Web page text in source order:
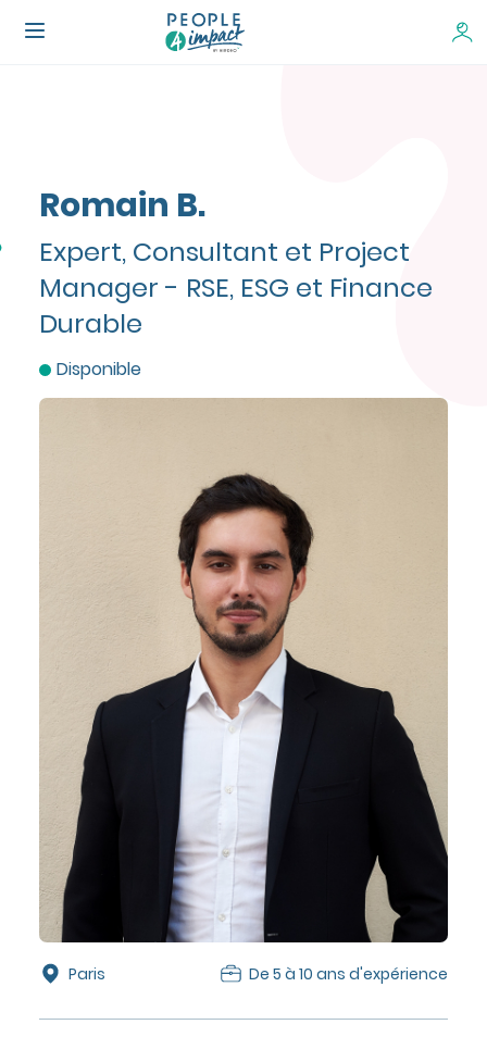
Romain B.
Expert, Consultant et Project
Manager - RSE, ESG et Finance
Durable
Disponible
Paris De 5 à 10 ans d'expérience